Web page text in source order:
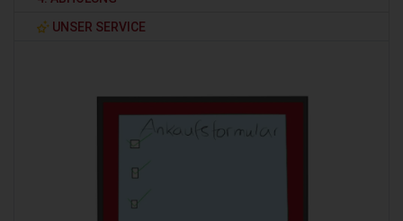
UNSER SERVICE